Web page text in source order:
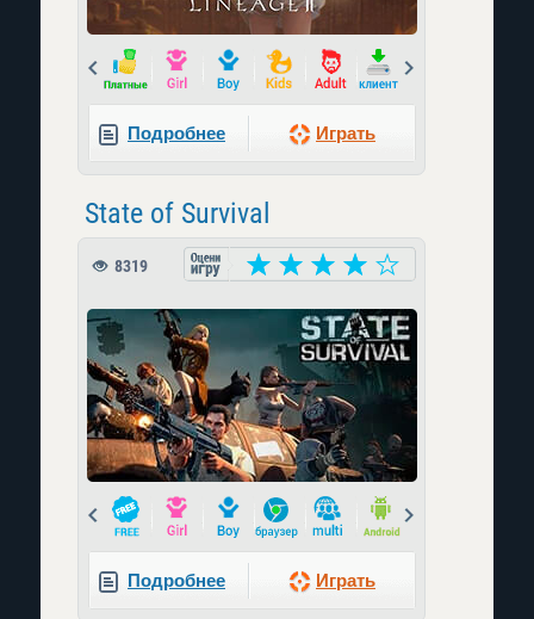
Prev
Подробнее Играть
State of Survival
8319
Prev
Подробнее Играть